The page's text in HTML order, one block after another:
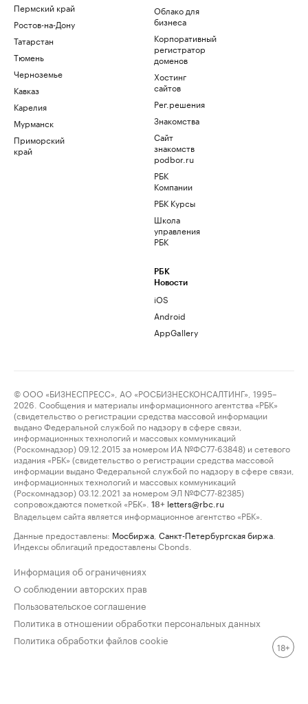
Пермский край
Ростов-на-Дону
Татарстан
Тюмень
Черноземье
Кавказ
Карелия
Мурманск
Приморский
край
Облако для
бизнеса
Корпоративный
регистратор
доменов
Хостинг
сайтов
Рег.решения
Знакомства
Сайт
знакомств
podbor.ru
РБК
Компании
РБК Курсы
Школа
управления
РБК
РБК
Новости
iOS
Android
AppGallery
© ООО «БИЗНЕСПРЕСС», АО «РОСБИЗНЕСКОНСАЛТИНГ», 1995–
2026. Сообщения и материалы информационного агентства «РБК»
(свидетельство о регистрации средства массовой информации
выдано Федеральной службой по надзору в сфере связи,
информационных технологий и массовых коммуникаций
(Роскомнадзор) 09.12.2015 за номером ИА №ФС77-63848) и сетевого
издания «РБК» (свидетельство о регистрации средства массовой
информации выдано Федеральной службой по надзору в сфере связи,
информационных технологий и массовых коммуникаций
(Роскомнадзор) 03.12.2021 за номером ЭЛ №ФС77-82385)
сопровождаются пометкой «РБК».
18+ letters@rbc.ru
Владельцем сайта является информационное агентство «РБК».
Данные предоставлены: Мосбиржа Санкт-Петербургская биржа
Индексы облигаций предоставлены Cbonds.
Информация об ограничениях
О соблюдении авторских прав
Пользовательское соглашение
Политика в отношении обработки персональных данных
Политика обработки файлов cookie
18+